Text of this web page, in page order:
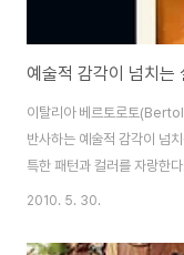
예술적 감각이 넘치는
이탈리아 베르토로토
반사하는 예술적 감각이 넘
특한 패턴과 컬러를 자랑한
을 만들어 낸 예술가인 엘리
인으로 평범한 실내 도어들
2010. 5. 30.